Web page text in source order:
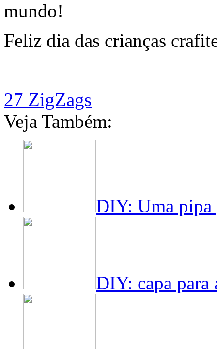
mundo!
Feliz dia das crianças
27 ZigZags
Veja Também:
DIY: Uma pipa
DIY: capa para